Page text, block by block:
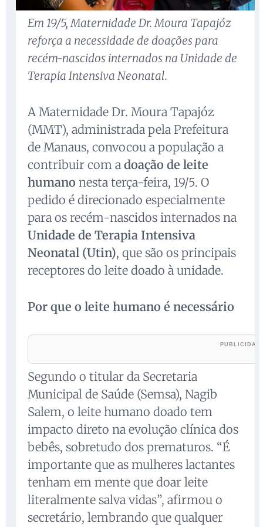
Em 19/5, Maternidade Dr. Moura Tapajóz
reforça a necessidade de doações para
recém-nascidos internados na Unidade de
Terapia Intensiva Neonatal.
A Maternidade Dr. Moura Tapajóz
(MMT), administrada pela Prefeitura
de Manaus, convocou a população a
contribuir com a doação de leite
humano nesta terça-feira, 19/5. O
pedido é direcionado especialmente
para os recém-nascidos internados na
Unidade de Terapia Intensiva
Neonatal (Utin), que são os principais
receptores do leite doado à unidade.
Por que o leite humano é necessário
Segundo o titular da Secretaria
Municipal de Saúde (Semsa), Nagib
Salem, o leite humano doado tem
impacto direto na evolução clínica dos
bebês, sobretudo dos prematuros. “É
importante que as mulheres lactantes
tenham em mente que doar leite
literalmente salva vidas”, afirmou o
secretário, lembrando que qualquer